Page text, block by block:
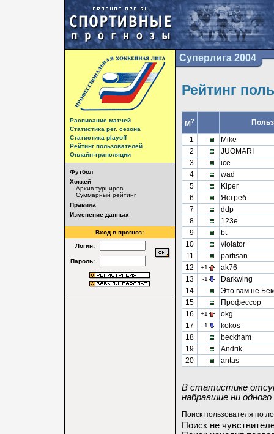
Расписание матчей
Статистика рег. сезона
Статистика playoff
Рейтинг пользователей
Онлайн-трансляции
Футбол
Хоккей
Архив турниров
Суммарный рейтинг
Правила
Изменение данных
Вход в прогноз:
Логин:
Пароль:
Суперлига 2004
Рейтинг
М?
1
Mike
2
JUOMARI
3
ice
4
wad
5
Kiper
6
Ястреб
7
ddp
8
123e
9
bt
10
violator
11
partisan
12
+1
ak76
13
-1
Darkwing
14
Это вам не
15
Профессор
16
+1
okg
17
-1
kokos
18
beckham
19
Andrik
20
antas
В статистике
набравшие ни одного
Поиск пользователя по
Поиск не